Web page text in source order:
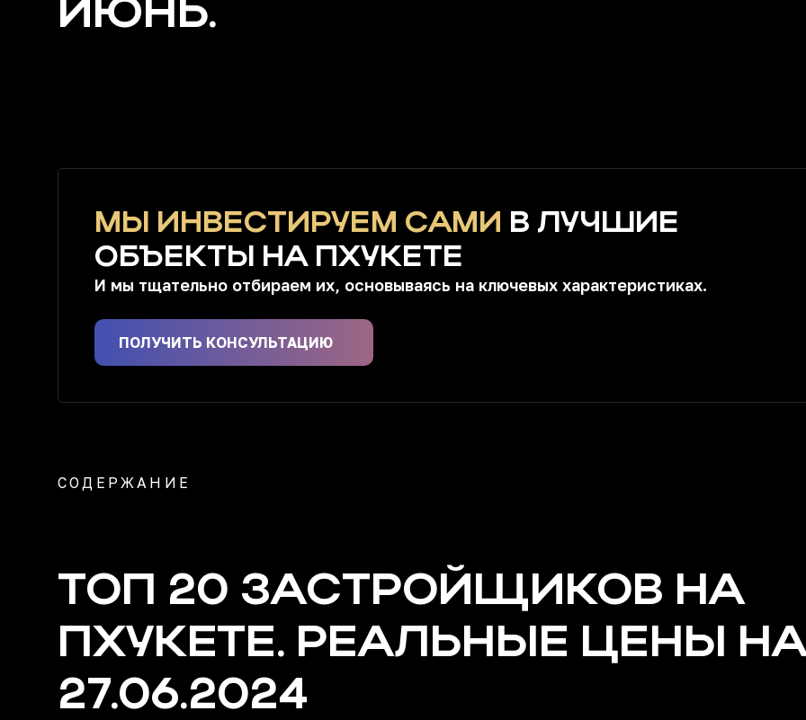
ИЮНЬ.
МЫ ИНВЕСТИРУЕМ САМИ В ЛУЧШИЕ
ОБЪЕКТЫ НА ПХУКЕТЕ
И мы тщательно отбираем их, основываясь на ключевых характеристиках.
ПОЛУЧИТЬ КОНСУЛЬТАЦИЮ
СОДЕРЖАНИЕ
ТОП 20 ЗАСТРОЙЩИКОВ НА
ПХУКЕТЕ. РЕАЛЬНЫЕ ЦЕНЫ
27.06.2024